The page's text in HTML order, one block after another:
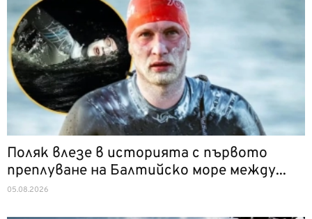
Поляк влезе в историята с първото
преплуване на Балтийско море между...
05.08.2026